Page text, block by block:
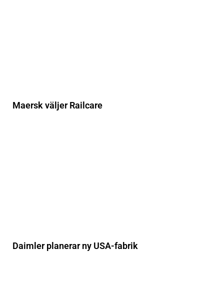
Maersk väljer Railcare
Daimler planerar ny USA-fabrik